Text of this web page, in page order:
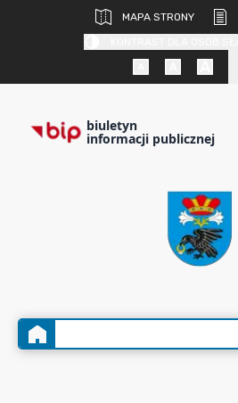
MAPA STRONY
biuletyn
informacji publicznej